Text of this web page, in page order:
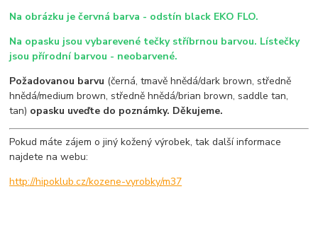
Na obrázku je červná barva - odstín black EKO FLO.
Na opasku jsou vybarevené tečky stříbrnou barvou. Lístečky
jsou přírodní barvou - neobarvené.
Požadovanou barvu (černá, tmavě hnědá/dark brown, středně
hnědá/medium brown, středně hnědá/brian brown, saddle tan,
tan) opasku uveďte do poznámky. Děkujeme.
Pokud máte zájem o jiný kožený výrobek, tak další informace
najdete na webu:
http://hipoklub.cz/kozene-vyrobky/m37